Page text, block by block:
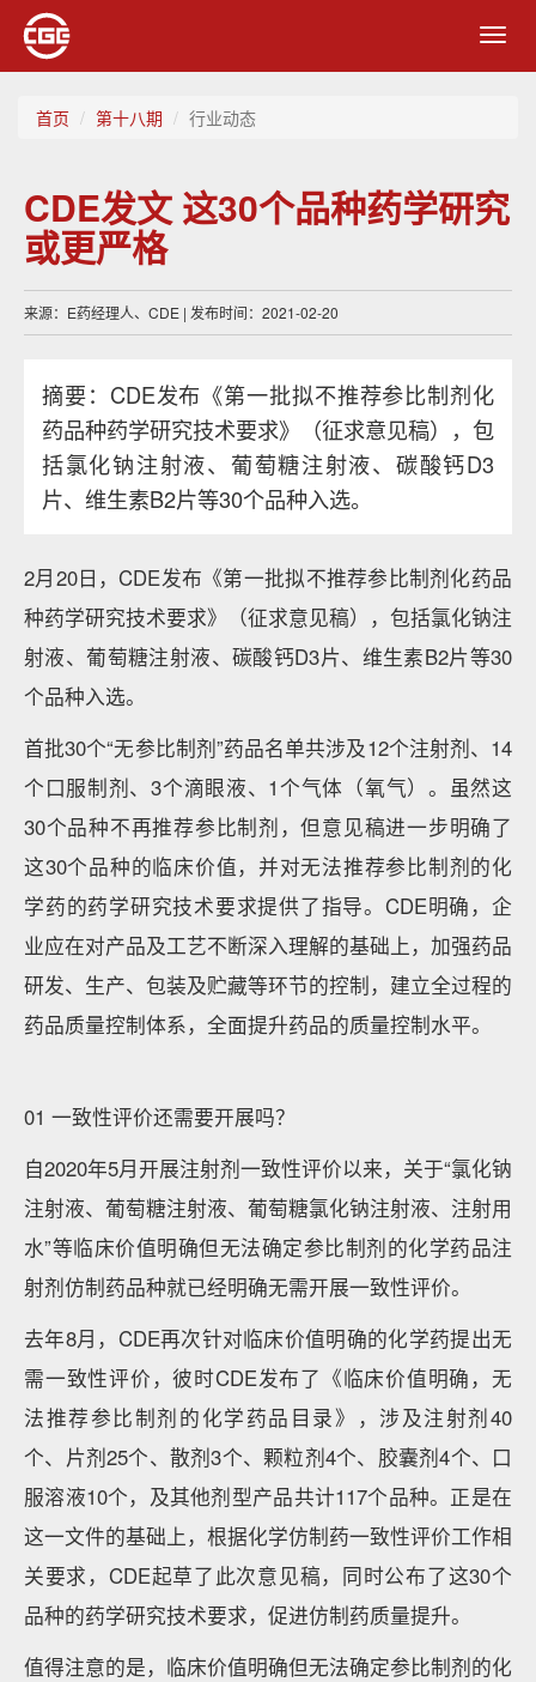
首页 第十八期 行业动态
CDE发文 这30个品种药学研究
或更严格
来源：E药经理人、CDE | 发布时间：2021-02-20
摘要：CDE发布《第一批拟不推荐参比制剂化
药品种药学研究技术要求》（征求意见稿），包
括氯化钠注射液、葡萄糖注射液、碳酸钙D3
片、维生素B2片等30个品种入选。
2月20日，CDE发布《第一批拟不推荐参比制剂化药品
种药学研究技术要求》（征求意见稿），包括氯化钠注
射液、葡萄糖注射液、碳酸钙D3片、维生素B2片等30
个品种入选。
首批30个“无参比制剂”药品名单共涉及12个注射剂、14
个口服制剂、3个滴眼液、1个气体（氧气）。虽然这
30个品种不再推荐参比制剂，但意见稿进一步明确了
这30个品种的临床价值，并对无法推荐参比制剂的化
学药的药学研究技术要求提供了指导。CDE明确，企
业应在对产品及工艺不断深入理解的基础上，加强药品
研发、生产、包装及贮藏等环节的控制，建立全过程的
药品质量控制体系，全面提升药品的质量控制水平。
01 一致性评价还需要开展吗？
自2020年5月开展注射剂一致性评价以来，关于“氯化钠
注射液、葡萄糖注射液、葡萄糖氯化钠注射液、注射用
水”等临床价值明确但无法确定参比制剂的化学药品注
射剂仿制药品种就已经明确无需开展一致性评价。
去年8月，CDE再次针对临床价值明确的化学药提出无
需一致性评价，彼时CDE发布了《临床价值明确，无
法推荐参比制剂的化学药品目录》，涉及注射剂40
个、片剂25个、散剂3个、颗粒剂4个、胶囊剂4个、口
服溶液10个，及其他剂型产品共计117个品种。正是在
这一文件的基础上，根据化学仿制药一致性评价工作相
关要求，CDE起草了此次意见稿，同时公布了这30个
品种的药学研究技术要求，促进仿制药质量提升。
值得注意的是，临床价值明确但无法确定参比制剂的化